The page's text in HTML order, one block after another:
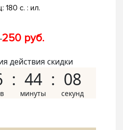
180 с. : ил.
250 руб.
действия скидки
44 07